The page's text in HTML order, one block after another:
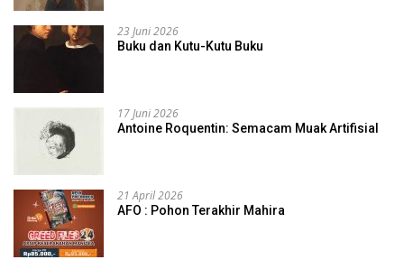
23 Juni 2026
Buku dan Kutu-Kutu Buku
17 Juni 2026
Antoine Roquentin: Semacam Muak Artifisial
21 April 2026
AFO : Pohon Terakhir Mahira